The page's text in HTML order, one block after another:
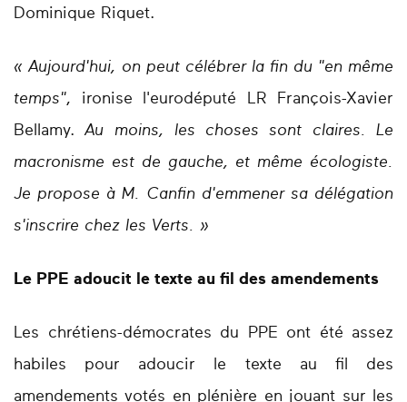
Dominique Riquet.
« Aujourd'hui, on peut célébrer la fin du "en même
temps", ironise l'eurodéputé LR François-Xavier
Bellamy.Au moins, les choses sont claires. Le
macronisme est de gauche, et même écologiste.
Je propose à M. Canfin d'emmener sa délégation
s'inscrire chez les Verts. »
Le PPE adoucit le texte au fil des amendements
Les chrétiens-démocrates du PPE ont été assez
habiles pour adoucir le texte au fil des
amendements votés en plénière en jouant sur les